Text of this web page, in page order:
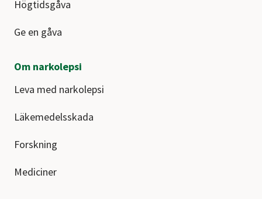
Högtidsgåva
Ge en gåva
Om narkolepsi
Leva med narkolepsi
Läkemedelsskada
Forskning
Mediciner